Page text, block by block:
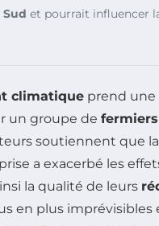
Sud et pourrait influencer
climatique prend une
un groupe de fermiers
soutiennent que la
a exacerbé les
la qualité de leurs
en plus imprévisibles